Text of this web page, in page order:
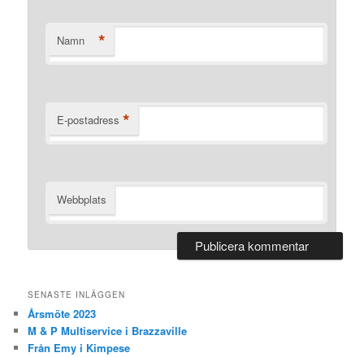
Namn *
E-postadress *
Webbplats
SENASTE INLÄGGEN
Årsmöte 2023
M & P Multiservice i Brazzaville
Från Emy i Kimpese